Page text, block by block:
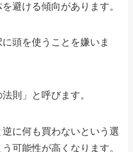
避ける傾向があります。
頭を使うことを嫌いま
則」と呼びます。
に何も買わないという選
可能性が高くなります。